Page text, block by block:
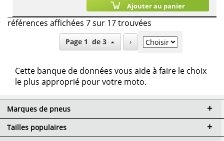
Ajouter au panier
références affichées 7 sur 17 trouvées
Page 1 de 3 ›
Cette banque de données vous aide à faire le choix
le plus approprié pour votre moto.
Marques de pneus
Tailles populaires